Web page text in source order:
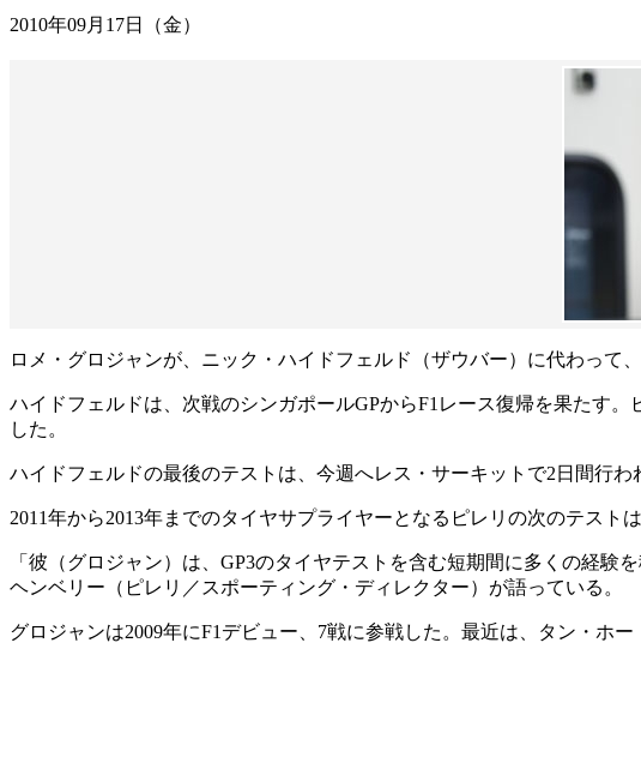
2010年09月17日（金）
ロメ・グロジャンが、ニック・ハイドフェルド（ザウバー）に代わって
ハイドフェルドは、次戦のシンガポールGPからF1レース復帰を果たす
した。
ハイドフェルドの最後のテストは、今週へレス・サーキットで2日間行わ
2011年から2013年までのタイヤサプライヤーとなるピレリの次のテス
「彼（グロジャン）は、GP3のタイヤテストを含む短期間に多くの経
ヘンベリー（ピレリ／スポーティング・ディレクター）が語っている。
グロジャンは2009年にF1デビュー、7戦に参戦した。最近は、タン・ホ